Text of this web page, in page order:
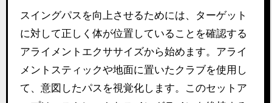
スイングパスを向上させるためには、ターゲット
に対して正しく体が位置していることを確認する
アライメントエクササイズから始めます。アライ
メントスティックや地面に置いたクラブを使用し
て、意図したパスを視覚化します。このセットア